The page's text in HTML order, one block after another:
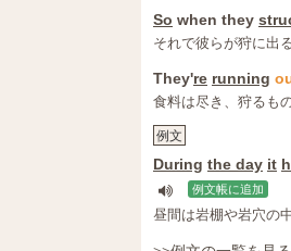
So when they
それで彼らが狩に出
They're running
食料は尽き、狩るも
例文
During the day it
例文帳に追加
昼間は岩棚や岩穴の